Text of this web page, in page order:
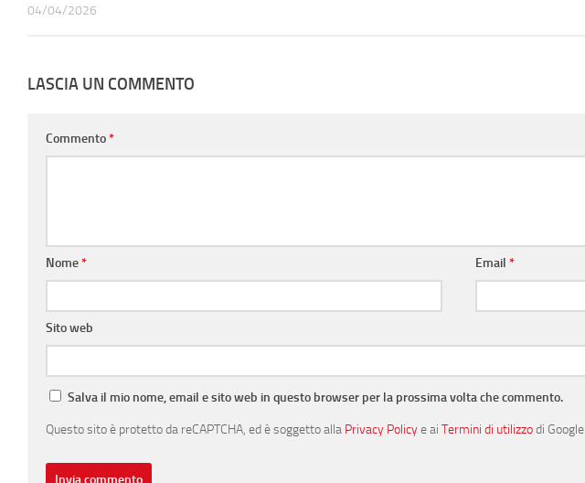
04/04/2026
LASCIA UN COMMENTO
Commento*
Nome* Email*
Sito web
Salva il mio nome, email e sito web in questo browser per la prossima volta che commento.
Questo sito è protetto da reCAPTCHA, ed è soggetto alla Privacy Policye ai Termini di utilizzodi Google.